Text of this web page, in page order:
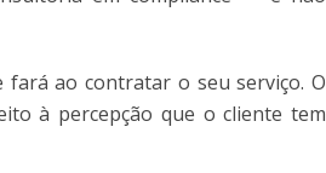
ao contratar o seu serviço. O
à percepção que o cliente tem